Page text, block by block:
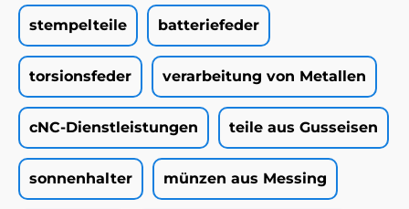
stempelteile batteriefeder
torsionsfeder verarbeitung von Metallen
cNC-Dienstleistungen teile aus Gusseisen
sonnenhalter münzen aus Messing